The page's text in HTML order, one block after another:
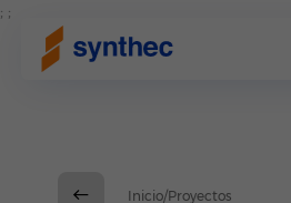
; ;
Inicio/Proyectos